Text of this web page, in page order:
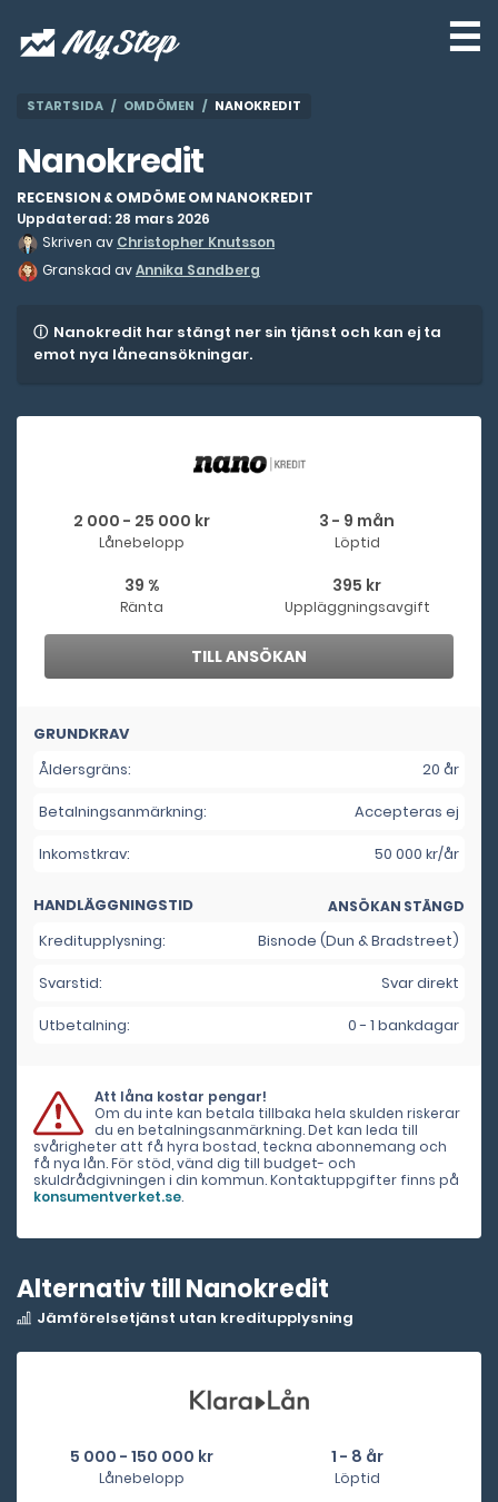
☰
STARTSIDA OMDÖMEN NANOKREDIT
Nanokredit
RECENSION & OMDÖME OM NANOKREDIT
Uppdaterad: 28 mars 2026
Skriven av Christopher Knutsson
Granskad avAnnika Sandberg
Nanokredit har stängt ner sin tjänst och kan ej ta
emot nya låneansökningar.
2 000 - 25 000 kr
Lånebelopp
3 - 9 mån
Löptid
39 %
Ränta
395 kr
Uppläggningsavgift
TILL ANSÖKAN
GRUNDKRAV
Åldersgräns:
20 år
Betalningsanmärkning:
Accepteras ej
Inkomstkrav:
50 000 kr/år
HANDLÄGGNINGSTID ANSÖKAN STÄNGD
Kreditupplysning:
Bisnode (Dun & Bradstreet)
Svarstid:
Svar direkt
Utbetalning:
0 - 1 bankdagar
Att låna kostar pengar!
Om du inte kan betala tillbaka hela skulden riskerar
du en betalningsanmärkning. Det kan leda till
svårigheter att få hyra bostad, teckna abonnemang och
få nya lån. För stöd, vänd dig till budget- och
skuldrådgivningen i din kommun. Kontaktuppgifter finns på
konsumentverket.se.
Alternativ till Nanokredit
Jämförelsetjänst utan kreditupplysning
5 000 - 150 000 kr
Lånebelopp
1 - 8 år
Löptid